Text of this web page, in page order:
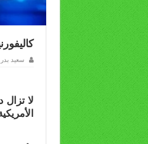
كاليفورنيا.. 14 قتيلا في إطلاق نار بمركز لذوي
سعيد بدر
لا تزال
الأمريكية،